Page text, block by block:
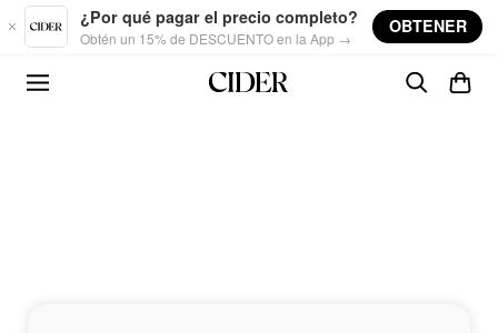
Skip to main content
¿Por qué pagar el precio completo?
Obtén un 15% de DESCUENTO en la App →
OBTENER